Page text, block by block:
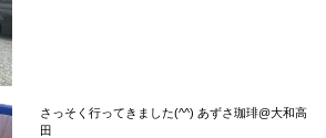
さっそく行ってきました(^^) あずさ珈琲@大和高
田